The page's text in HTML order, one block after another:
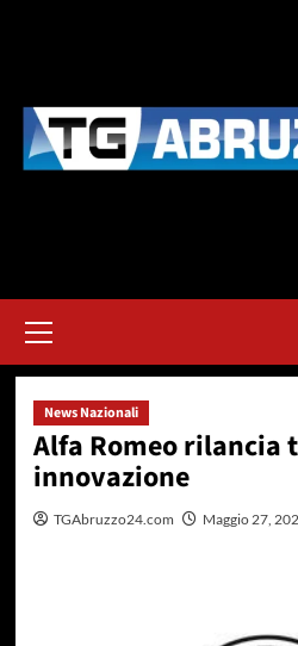
principale
News Nazionali
Alfa Romeo rilancia
innovazione
TGAbruzzo24.com Maggio 27,